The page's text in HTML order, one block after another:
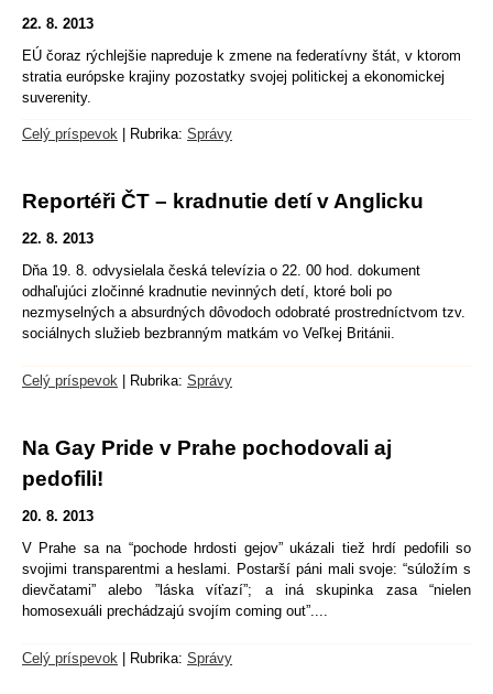
22. 8. 2013
EÚ čoraz rýchlejšie napreduje k zmene na federatívny štát, v ktorom
stratia európske krajiny pozostatky svojej politickej a ekonomickej
suverenity.
Celý príspevok Rubrika: Správy
Reportéři ČT – kradnutie detí v Anglicku
22. 8. 2013
Dňa 19. 8. odvysielala česká televízia o 22. 00 hod. dokument
odhaľujúci zločinné kradnutie nevinných detí, ktoré boli po
nezmyselných a absurdných dôvodoch odobraté prostredníctvom tzv.
sociálnych služieb bezbranným matkám vo Veľkej Británii.
Celý príspevok Rubrika: Správy
Na Gay Pride v Prahe pochodovali aj
pedofili!
20. 8. 2013
V Prahe sa na “pochode hrdosti gejov” ukázali tiež hrdí pedofili so
svojimi transparentmi a heslami. Postarší páni mali svoje: “súložím s
dievčatami” alebo ”láska víťazí”; a iná skupinka zasa “nielen
homosexuáli prechádzajú svojím coming out”....
Celý príspevok Rubrika: Správy